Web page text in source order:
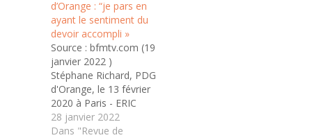
d’Orange : “je pars en
ayant le sentiment du
devoir accompli »
Source : bfmtv.com (19
janvier 2022 )
Stéphane Richard, PDG
d'Orange, le 13 février
2020 à Paris - ERIC
PIERMONT © 2019
AFP Le PDG sortant
28 janvier 2022
Dans "Revue de